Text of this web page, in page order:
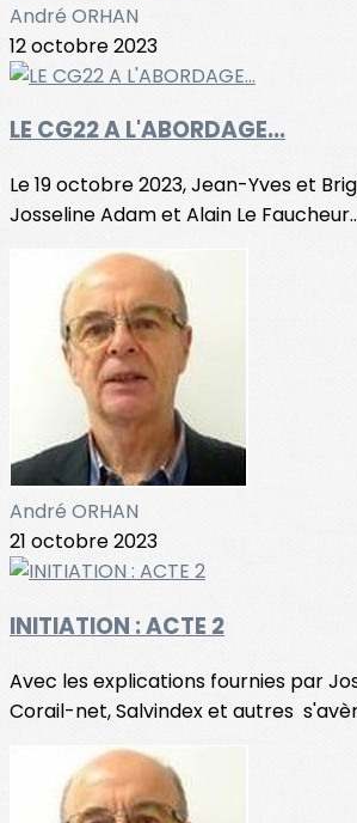
André ORHAN
12 octobre 2023
LE CG22 A L'ABORDAGE...
Le 19 octobre 2023, Jean-Yves et
Josseline Adam et Alain Le
André ORHAN
21 octobre 2023
INITIATION : ACTE 2
Avec les explications fournies par
Corail-net, Salvindex et autres